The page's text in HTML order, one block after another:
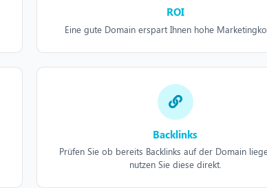
ROI
Eine gute Domain erspart Ihnen hohe
Backlinks
Prüfen Sie ob bereits Backlinks auf der Domain
nutzen Sie diese direkt.